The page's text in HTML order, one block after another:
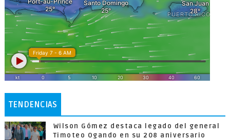
TENDENCIAS
Wilson Gómez destaca legado del general
Timoteo Ogando en su 208 aniversario